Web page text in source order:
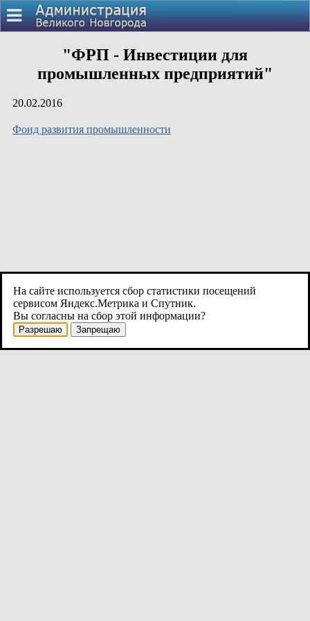
"ФРП - Инвестиции для
промышленных предприятий"
20.02.2016
Фонд развития промышленности
На сайте используется сбор статистики посещений
сервисом Яндекс.Метрика и Спутник.
Вы согласны на сбор этой информации?
Разрешаю Запрещаю